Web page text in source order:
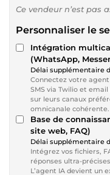
Ce vendeur n’est pas
Personnaliser le
Intégration
(WhatsApp,
Délai supplémentaire
Connectez votre
SMS via Twilio et
sur leurs canaux
omnicanale cohérente.
Base de
site web, FAQ)
Délai supplémentaire
Intégrez vos fichiers,
réponses ultra-
L’agent IA devient un